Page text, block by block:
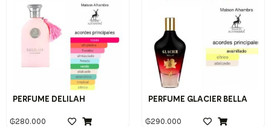
PERFUME DELILAH
₲280.000
PERFUME GLACIER BELLA
₲290.000